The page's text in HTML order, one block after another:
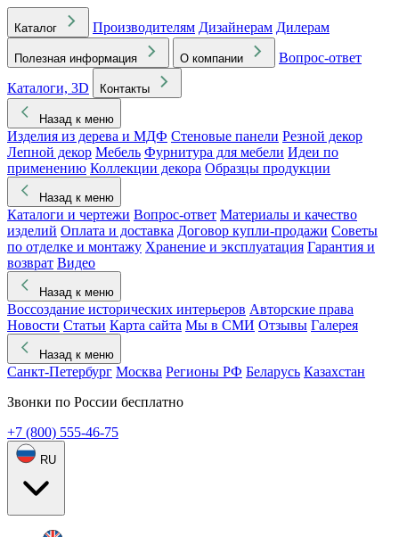
Каталог Производителям Дизайнерам Дилерам
Полезная информация О компании
Вопрос-ответ
Каталоги, 3D
Контакты
Назад к меню
Изделия из дерева и МДФ Стеновые панели Резной декор
Лепной декор Мебель Фурнитура для мебели Идеи по
применению Коллекции декора Образцы продукции
Назад к меню
Каталоги и чертежи Вопрос-ответ Материалы и качество
изделий Оплата и доставка Договор купли-продажи Советы
по отделке и монтажу Хранение и эксплуатация Гарантия и
возврат Видео
Назад к меню
Воссоздание исторических интерьеров Авторские права
Новости Статьи Карта сайта Мы в СМИ Отзывы Галерея
Назад к меню
Санкт-Петербург Москва Регионы РФ Беларусь Казахстан
Звонки по России бесплатно
+7 (800) 555-46-75
RU